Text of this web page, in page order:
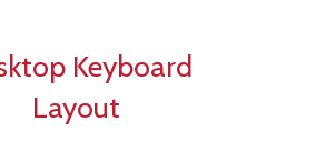
Keyboard
Layout